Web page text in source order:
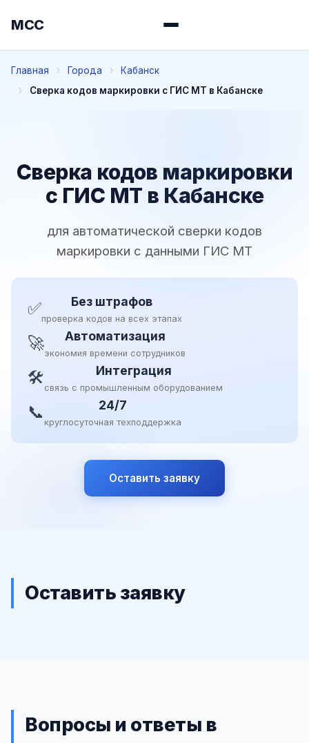
МСС
Главная Города
Кабанск
Сверка кодов маркировки с ГИС МТ в Кабанске
Сверка кодов маркировки
с ГИС МТ в Кабанске
для автоматической сверки кодов
маркировки с данными ГИС МТ
✅ Без штрафов
проверка кодов на всех этапах
🚀 Автоматизация
экономия времени сотрудников
🛠 Интеграция
связь с промышленным оборудованием
📞 24/7
круглосуточная техподдержка
Оставить заявку
Оставить заявку
Вопросы и ответы в